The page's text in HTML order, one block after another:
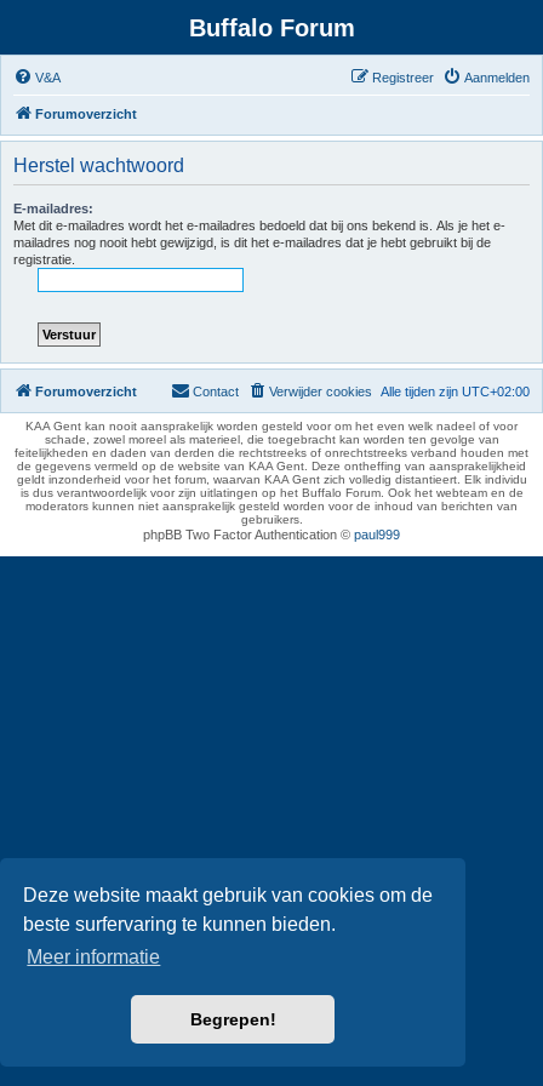
Deze website maakt gebruik van cookies om de
beste surfervaring te kunnen bieden.
Meer informatie
Begrepen!
Buffalo Forum
V&A Aanmelden
Registreer
Forumoverzicht
Herstel wachtwoord
E-mailadres:
Met dit e-mailadres wordt het e-mailadres bedoeld dat bij ons bekend is. Als je het e-
mailadres nog nooit hebt gewijzigd, is dit het e-mailadres dat je hebt gebruikt bij de
registratie.
Forumoverzicht Alle tijden zijn UTC+02:00
Verwijder cookies
Contact
KAA Gent kan nooit aansprakelijk worden gesteld voor om het even welk nadeel of voor
schade, zowel moreel als materieel, die toegebracht kan worden ten gevolge van
feitelijkheden en daden van derden die rechtstreeks of onrechtstreeks verband houden met
de gegevens vermeld op de website van KAA Gent. Deze ontheffing van aansprakelijkheid
geldt inzonderheid voor het forum, waarvan KAA Gent zich volledig distantieert. Elk individu
is dus verantwoordelijk voor zijn uitlatingen op het Buffalo Forum. Ook het webteam en de
moderators kunnen niet aansprakelijk gesteld worden voor de inhoud van berichten van
gebruikers.
phpBB Two Factor Authentication © paul999